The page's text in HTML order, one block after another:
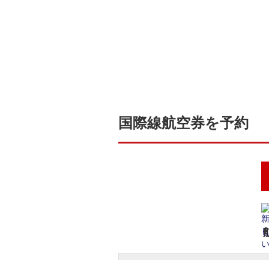
国際線航空券を予約